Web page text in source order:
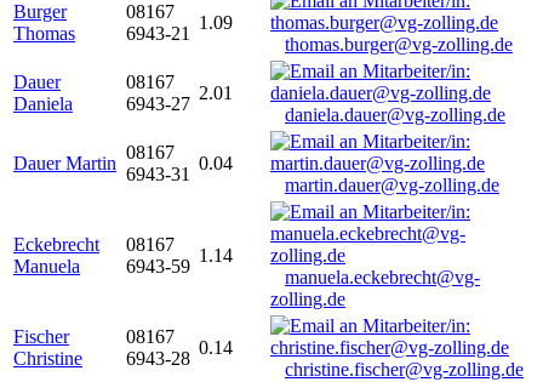
Burger
Thomas
08167
6943-21
1.09
thomas.burger@vg-zolling.de
Dauer
Daniela
08167
6943-27
2.01
daniela.dauer@vg-zolling.de
Dauer Martin
08167
6943-31
0.04
martin.dauer@vg-zolling.de
Eckebrecht
Manuela
08167
6943-59
1.14
manuela.eckebrecht@vg-
zolling.de
Fischer
Christine
08167
6943-28
0.14
christine.fischer@vg-zolling.de